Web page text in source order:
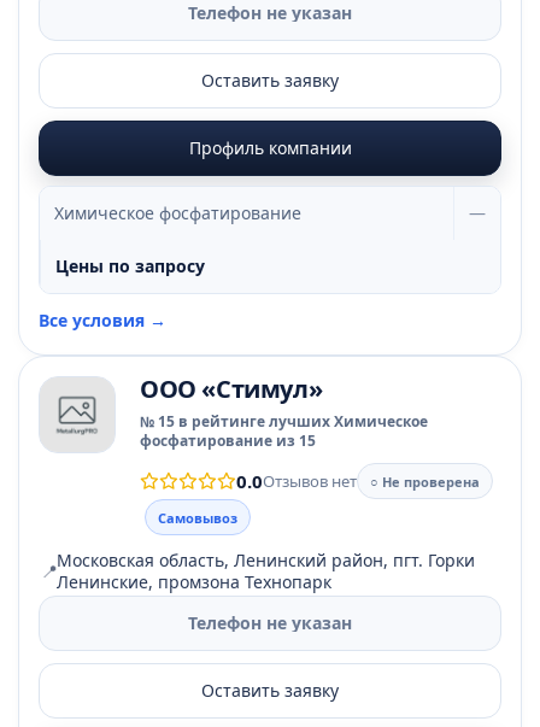
Телефон не указан
Оставить заявку
Профиль компании
Химическое фосфатирование —
Цены по запросу
Все условия →
ООО «Стимул»
№ 15 в рейтинге лучших Химическое
фосфатирование из 15
0.0Отзывов нет
○ Не проверена
Самовывоз
📍Московская область, Ленинский район, пгт. Горки
Ленинские, промзона Технопарк
Телефон не указан
Оставить заявку